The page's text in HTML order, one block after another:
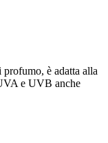
è adatta alla
e UVB anche